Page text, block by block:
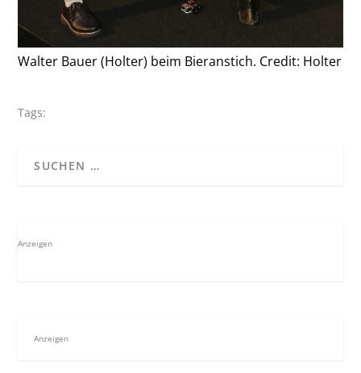
Walter Bauer (Holter) beim Bieranstich. Credit: Holter
Tags:
Anzeigen
Anzeigen